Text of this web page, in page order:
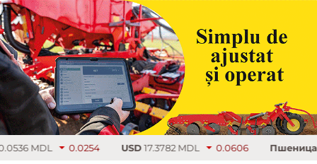
MDL 0.0254 USD17.3782 MDL 0.0606 Пшеница